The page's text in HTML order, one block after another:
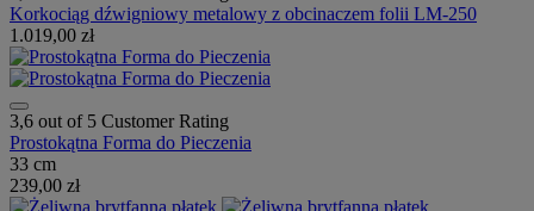
Korkociąg dźwigniowy metalowy z obcinaczem folii LM-250
1.019,00 zł
3,6 out of 5 Customer Rating
Prostokątna Forma do Pieczenia
33 cm
239,00 zł